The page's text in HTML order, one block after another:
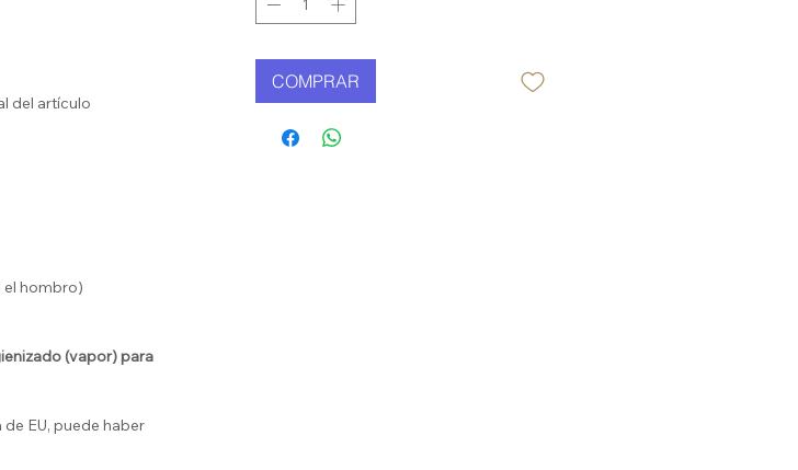
del artículo
el hombro)
(vapor) para
EU, puede haber
COMPRAR